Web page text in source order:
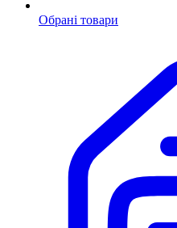
Обрані товари